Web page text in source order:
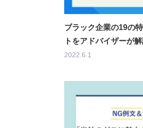
ブラック企業の19の
トをアドバイザーが
2022.6.1